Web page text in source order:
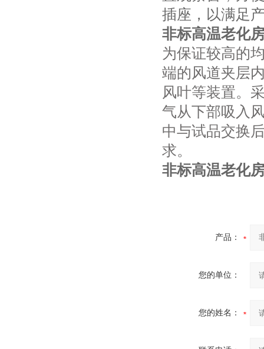
插座，以满足
非标高温老化
为保证较高的
端的风道夹层
风叶等装置。
气从下部吸入
中与试品交换
求。
非标高温老化
产品：
您的单位：
您的姓名：